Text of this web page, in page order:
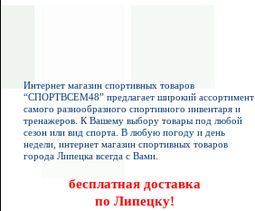
Интернет магазин спортивных товаров
“СПОРТВСЕМ48” предлагает широкий ассортимент
самого разнообразного спортивного инвентаря и
тренажеров. К Вашему выбору товары под любой
сезон или вид спорта. В любую погоду и день
недели, интернет магазин спортивных товаров
города Липецка всегда с Вами.
бесплатная доставка
по Липецку!